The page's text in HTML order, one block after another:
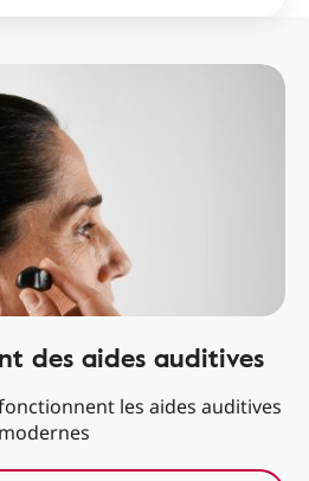
des aides auditives
les aides auditives
modernes